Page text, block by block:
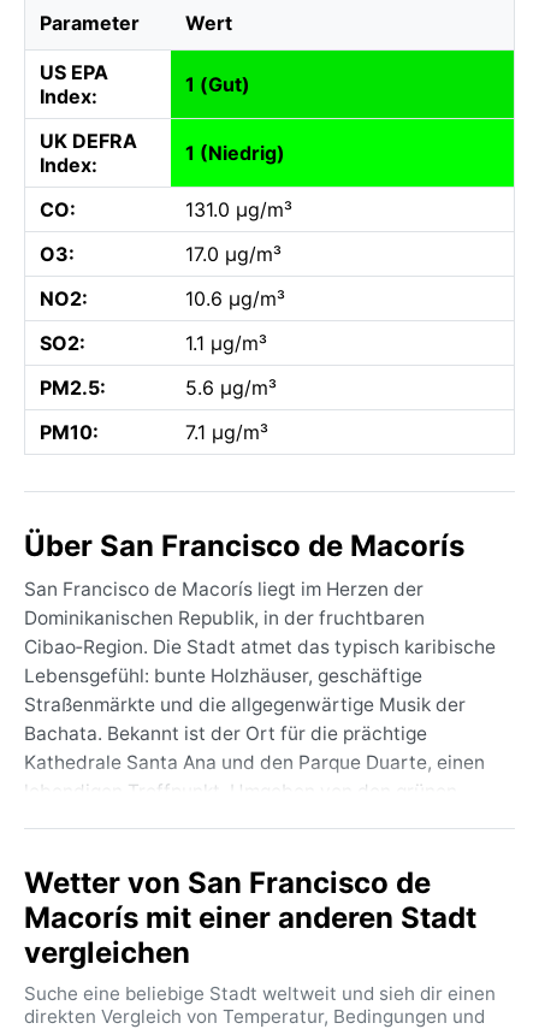
Parameter Wert
US EPA
Index:
1 (Gut)
UK DEFRA
Index:
1 (Niedrig)
CO:
131.0 µg/m³
O3:
17.0 µg/m³
NO2:
10.6 µg/m³
SO2:
1.1 µg/m³
PM2.5:
5.6 µg/m³
PM10:
7.1 µg/m³
Über San Francisco de Macorís
San Francisco de Macorís liegt im Herzen der
Dominikanischen Republik, in der fruchtbaren
Cibao‑Region. Die Stadt atmet das typisch karibische
Lebensgefühl: bunte Holzhäuser, geschäftige
Straßenmärkte und die allgegenwärtige Musik der
Bachata. Bekannt ist der Ort für die prächtige
Kathedrale Santa Ana und den Parque Duarte, einen
lebendigen Treffpunkt. Umgeben von den grünen
geprägt. Der Río Yuna fließt in der Nähe und versorgt
das fruchtbare Tal mit Wasser – eine Oase tropischer
Fülle.
Das Klima entspricht der Köppen‑Klassifikation Af –
tropisches Regenwaldklima. Ganzjährig herrschen
Wetter von San Francisco de
Macorís mit einer anderen Stadt
vergleichen
Suche eine beliebige Stadt weltweit und sieh dir einen
direkten Vergleich von Temperatur, Bedingungen und